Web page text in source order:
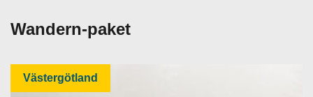
Wandern-paket
Västergötland